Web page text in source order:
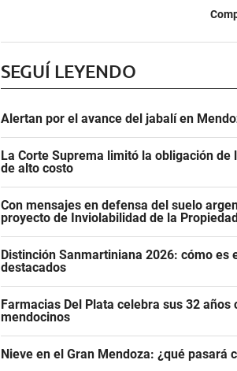
SEGUÍ LEYENDO
Alertan por el avance del jabalí en
La Corte Suprema limitó la obligación
de alto costo
Con mensajes en defensa del suelo
proyecto de Inviolabilidad de la
Distinción Sanmartiniana 2026: cómo
destacados
Farmacias Del Plata celebra sus 32
mendocinos
Nieve en el Gran Mendoza: ¿qué pasará